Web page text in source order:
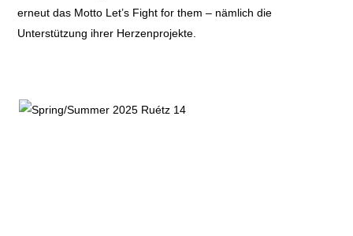
erneut das Motto Let’s Fight for them – nämlich die
Unterstützung ihrer Herzenprojekte.